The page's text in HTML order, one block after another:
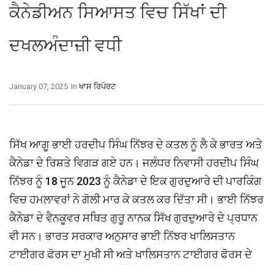
ਕੈਨੇਡੀਅਨ ਸਿਆਸਤ ਵਿਚ ਸਿੱਖਾਂ ਦੀ
ਦਖਲਅੰਦਾਜ਼ੀ ਵਧੀ
In ਖਾਸ ਰਿਪੋਰਟ
January 07, 2025
ਸਿੱਖ ਆਗੂ ਭਾਈ ਹਰਦੀਪ ਸਿੰਘ ਨਿੱਝਰ ਦੇ ਕਤਲ ਨੂੰ ਲੈ ਕੇ ਭਾਰਤ ਅਤੇ
ਕੈਨੇਡਾ ਦੇ ਰਿਸ਼ਤੇ ਵਿਗੜ ਗਏ ਹਨ। ਜਲੰਧਰ ਨਿਵਾਸੀ ਹਰਦੀਪ ਸਿੰਘ
ਨਿੱਝਰ ਨੂੰ 18 ਜੂਨ 2023 ਨੂੰ ਕੈਨੇਡਾ ਦੇ ਇਕ ਗੁਰਦੁਆਰੇ ਦੀ ਪਾਰਕਿੰਗ
ਵਿਚ ਹਮਲਾਵਰਾਂ ਨੇ ਗੋਲੀ ਮਾਰ ਕੇ ਕਤਲ ਕਰ ਦਿੱਤਾ ਸੀ। ਭਾਈ ਨਿੱਝਰ
ਕੈਨੇਡਾ ਦੇ ਵੈਨਕੂਵਰ ਸਥਿਤ ਗੁਰੂ ਨਾਨਕ ਸਿੱਖ ਗੁਰਦੁਆਰੇ ਦੇ ਪ੍ਰਧਾਨ
ਵੀ ਸਨ। ਭਾਰਤ ਸਰਕਾਰ ਅਨੁਸਾਰ ਭਾਈ ਨਿੱਝਰ ਖਾਲਿਸਤਾਨ
ਟਾਈਗਰ ਫੋਰਸ ਦਾ ਮੁਖੀ ਸੀ ਅਤੇ ਖਾਲਿਸਤਾਨ ਟਾਈਗਰ ਫੋਰਸ ਦੇ